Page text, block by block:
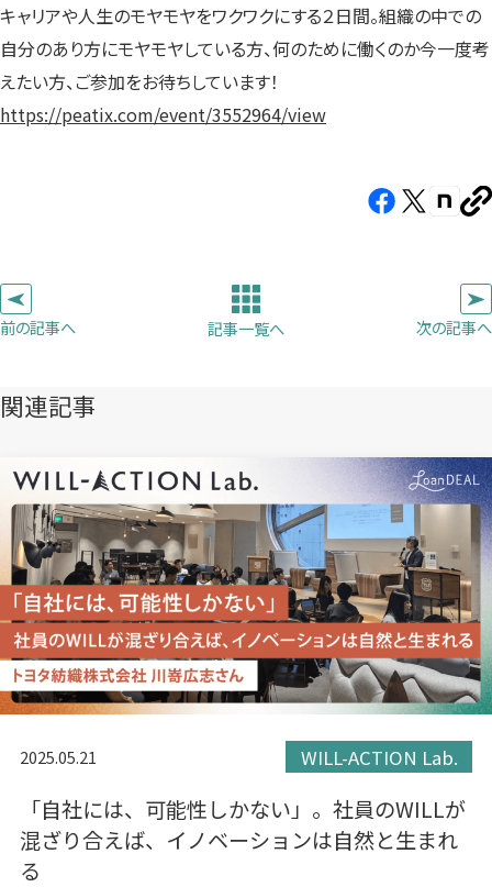
キャリアや人生のモヤモヤをワクワクにする２日間。組織の中での
自分のあり方にモヤモヤしている方、何のために働くのか今一度考
えたい方、ご参加をお待ちしています！
https://peatix.com/event/3552964/view
Facebook（新
す）
X（新
す）
note（新
で
す）
ー
前の記事へ 記事一覧へ 次の記事へ
関連記事
2025.05.21 WILL-ACTION Lab.
「自社には、可能性しかない」。社員のWILLが
混ざり合えば、イノベーションは自然と生まれ
る